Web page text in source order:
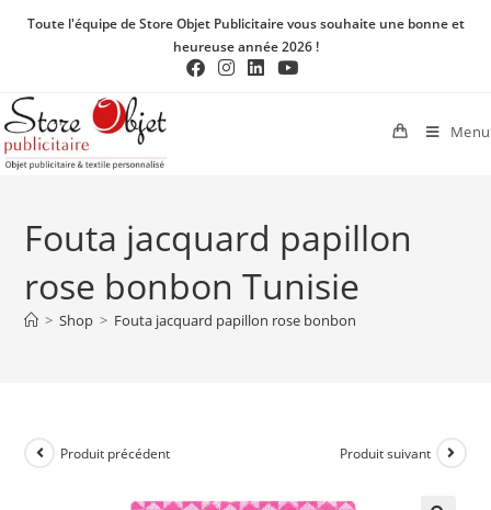
Toute l'équipe de Store Objet Publicitaire vous souhaite une bonne et
heureuse année 2026 !
Menu
Fouta jacquard papillon
rose bonbon Tunisie
> Shop > Fouta jacquard papillon rose bonbon
Produit précédent Produit suivant